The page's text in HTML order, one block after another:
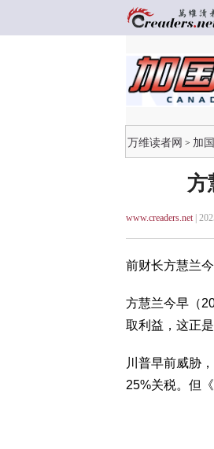
万维读者网 > 加
方
www.creaders.net|
前财长方慧兰
方慧兰今早（
取利益，这正
川普早前威胁
25%关税。但